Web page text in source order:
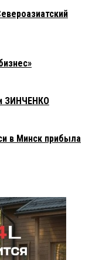
ЗИНЧЕНКО
в Минск прибыла